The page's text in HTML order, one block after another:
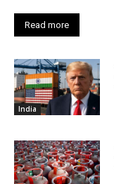
Read more
India